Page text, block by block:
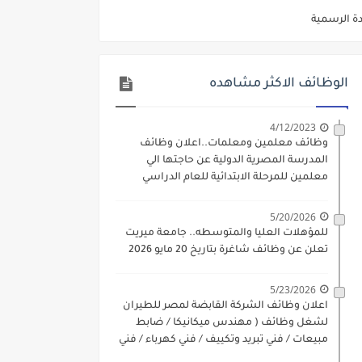
الكتروني بتاريخ 15-7-2026
9 يوليو 2026
والاوراق المطلوبة وكيفية التقديم
فني كهرباء / فني غلايات / فني غازات / فني سباك )
مادتي "الدراسات الاجتماعية" و"اللغة الإنجليزية"
والتقديم حتي 17 يونيو 2026
الوظائف الاكثر مشاهده
4/12/2023
وظائف معلمين ومعلمات..اعلان وظائف
المدرسة المصرية الدولية عن حاجتها الي
معلمين للمرحلة الابتدائية للعام الدراسي
5/20/2026
للمؤهلات العليا والمتوسطه.. جامعة ميريت
تعلن عن وظائف شاغرة بتاريخ 20 مايو 2026
5/23/2026
اعلان وظائف الشركة القابضة لمصر للطيران
لشغل وظائف ( مهندس ميكانيكا / ضابط
مبيعات / فني تبريد وتكييف / فني كهرباء / فني